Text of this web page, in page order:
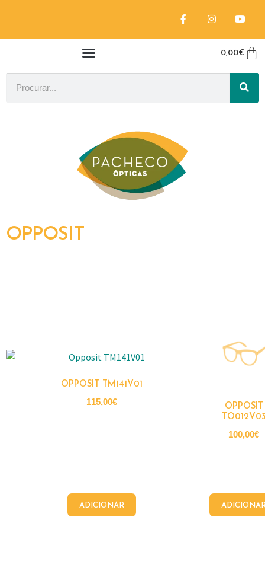
0,00€
OPPOSIT
OPPOSIT TM141V01
115,00€
ADICIONAR
OPPOSIT
100,00€